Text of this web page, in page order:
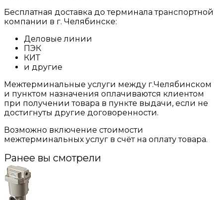
Бесплатная доставка до терминала транспортной
компании в г. Челябинске:
Деловые линии
ПЭК
КИТ
и другие
Межтерминальные услуги между г.Челябинском
и пунктом назначения оплачиваются клиентом
при получении товара в пункте выдачи, если не
достигнуты другие договоренности.
Возможно включение стоимости
межтерминальных услуг в счёт на оплату товара.
Ранее вы смотрели